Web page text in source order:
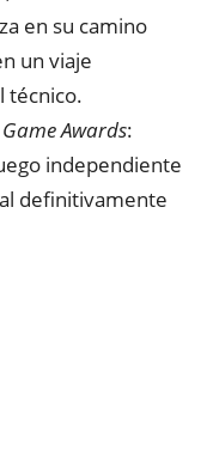
en su camino
un viaje
técnico.
Game Awards:
independiente
definitivamente